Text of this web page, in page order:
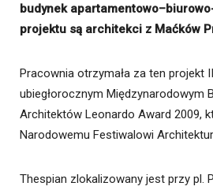
budynek
projektu są architekci z Maćków
Pracownia otrzymała za ten projekt
ubiegłorocznym Międzynarodowym
Architektów Leonardo Award 2009,
Narodowemu Festiwalowi
Thespian zlokalizowany jest przy pl.